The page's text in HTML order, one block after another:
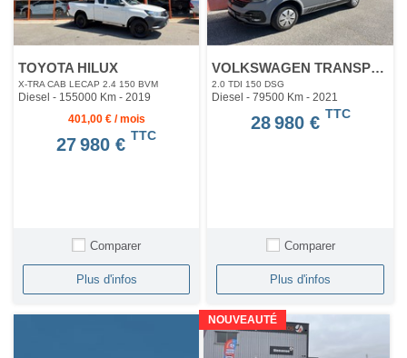
TOYOTA HILUX
X-TRA CAB LECAP 2.4 150 BVM
Diesel - 155000 Km - 2019
401,00 € / mois
27 980 € TTC
Comparer
Plus d'infos
VOLKSWAGEN TRANSPORTER
2.0 TDI 150 DSG
Diesel - 79500 Km- 2021
28 980 € TTC
Comparer
Plus d'infos
NOUVEAUTÉ